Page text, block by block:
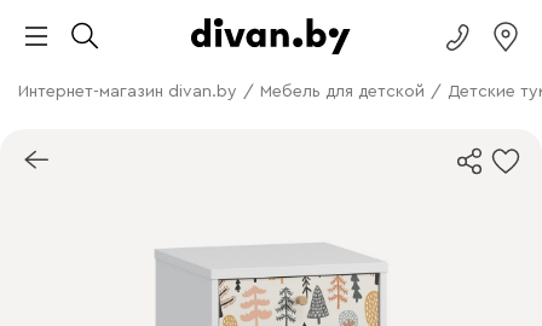
Интернет-магазин divan.by / Мебель для детской / Детские